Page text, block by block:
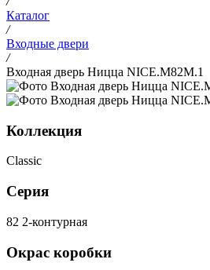
Каталог
/
Входные двери
/
Входная дверь Ницца NICE.M82M.1
Коллекция
Classic
Серия
82 2-контурная
Окрас коробки